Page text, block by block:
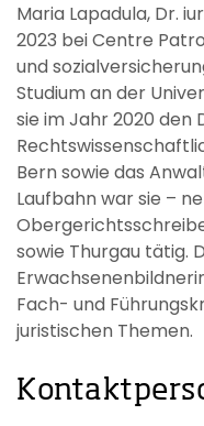
Maria Lapadula, Dr.
2023 bei Centre
und
Studium an der
sie im Jahr 2020
Bern sowie das
Laufbahn war sie –
sowie Thurgau tätig.
Fach- und
juristischen Themen.